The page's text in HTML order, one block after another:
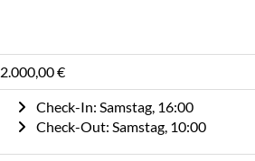
2.000,00 €
Check-In: Samstag, 16:00
Check-Out: Samstag, 10:00